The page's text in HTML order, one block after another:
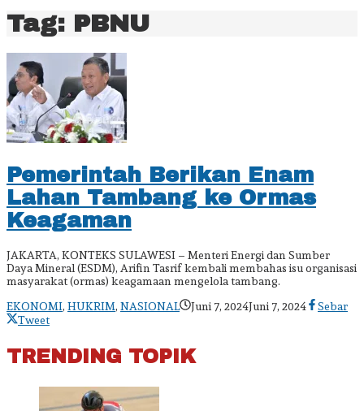
Tag: PBNU
Pemerintah Berikan Enam
Lahan Tambang ke Ormas
Keagaman
JAKARTA, KONTEKS SULAWESI – Menteri Energi dan Sumber
Daya Mineral (ESDM), Arifin Tasrif kembali membahas isu organisasi
masyarakat (ormas) keagamaan mengelola tambang.
EKONOMI, HUKRIM, NASIONAL Juni 7, 2024Juni 7, 2024olehSebar
Tweet
TRENDING TOPIK